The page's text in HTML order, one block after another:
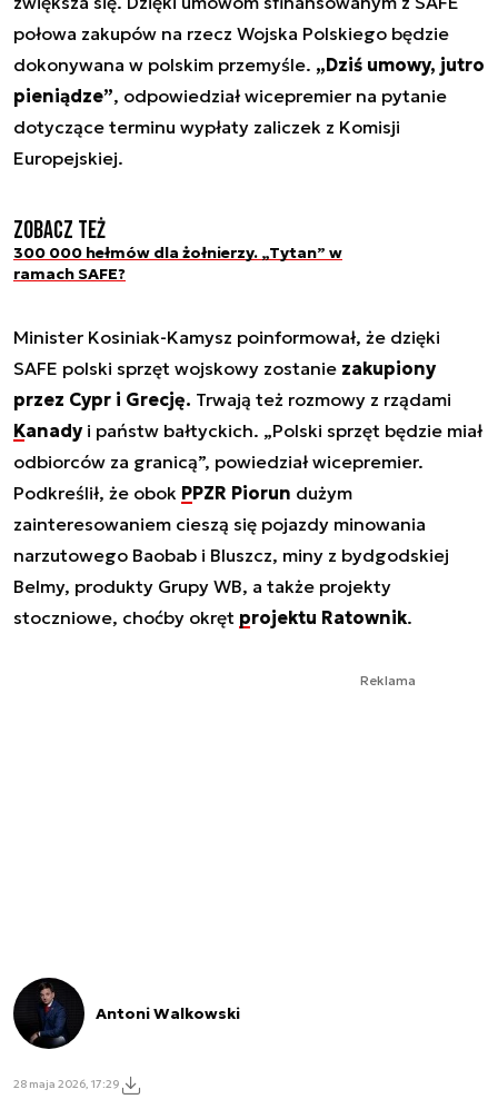
połowa zakupów na rzecz Wojska Polskiego będzie
dokonywana w polskim przemyśle. „Dziś umowy, jutro
pieniądze”, odpowiedział wicepremier na pytanie
dotyczące terminu wypłaty zaliczek z Komisji
Europejskiej.
Zobacz też
300 000 hełmów dla żołnierzy. „Tytan” w
ramach SAFE?
Minister Kosiniak-Kamysz poinformował, że dzięki
SAFE polski sprzęt wojskowy zostanie zakupiony
przez Cypr i Grecję. Trwają też rozmowy z rządami
Kanadyi państw bałtyckich. „Polski sprzęt będzie miał
odbiorców za granicą”, powiedział wicepremier.
Podkreślił, że obok PPZR Piorun dużym
zainteresowaniem cieszą się pojazdy minowania
narzutowego Baobab i Bluszcz, miny z bydgodskiej
Belmy, produkty Grupy WB, a także projekty
stoczniowe, choćby okręt projektu Ratownik.
Reklama
Antoni Walkowski
28 maja 2026, 17:29